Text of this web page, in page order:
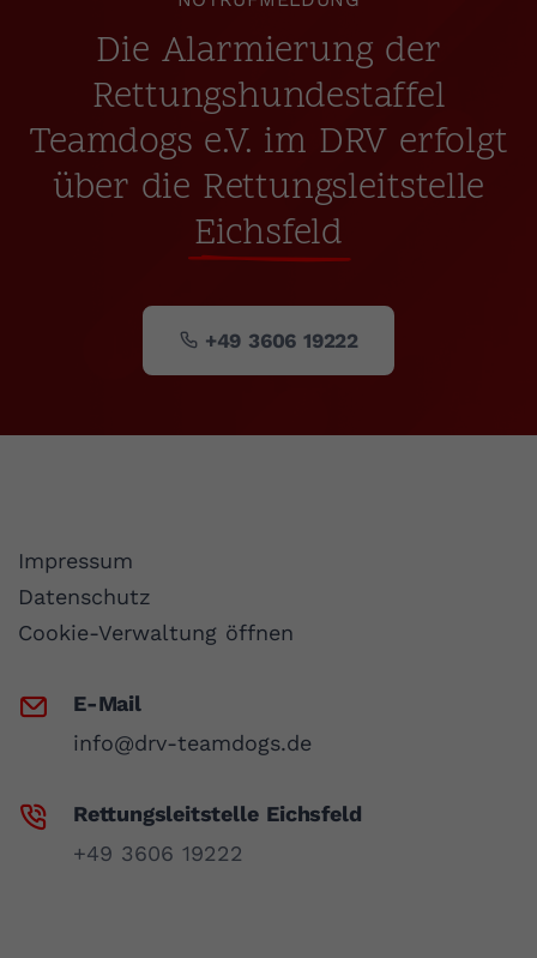
Die Alarmierung der
Rettungshundestaffel
Teamdogs e.V. im DRV erfolgt
über die Rettungsleitstelle
Eichsfeld
+49 3606 19222
Impressum
Datenschutz
Cookie-Verwaltung öffnen
E-Mail
info@drv-teamdogs.de
Rettungsleitstelle Eichsfeld
+49 3606 19222